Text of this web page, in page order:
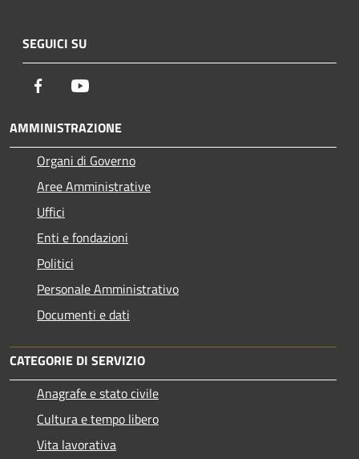
SEGUICI SU
Facebook
AMMINISTRAZIONE
Organi di Governo
Aree Amministrative
Uffici
Enti e fondazioni
Politici
Personale Amministrativo
Documenti e dati
CATEGORIE DI SERVIZIO
Anagrafe e stato civile
Cultura e tempo libero
Vita lavorativa